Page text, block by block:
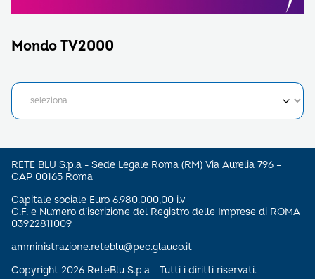
Mondo TV2000
RETE BLU S.p.a - Sede Legale Roma (RM) Via Aurelia 796 –
CAP 00165 Roma
Capitale sociale Euro 6.980.000,00 i.v
C.F. e Numero d’iscrizione del Registro delle Imprese di ROMA
03922811009
amministrazione.reteblu@pec.glauco.it
Copyright 2026 ReteBlu S.p.a - Tutti i diritti riservati.